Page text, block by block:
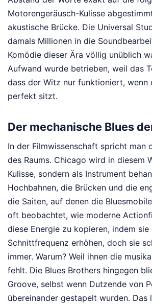
Motorengeräusch-Kulisse
akustische Brücke. Die Universal
damals Millionen in die
Komödie dieser Ära völlig unüblich
Aufwand wurde betrieben, weil das
dass der Witz nur funktioniert, wenn
perfekt sitzt.
Der mechanische Blues
In der Filmwissenschaft spricht man
des Raums. Chicago wird in diesem
Kulisse, sondern als Instrument
Hochbahnen, die Brücken und die
die Saiten, auf denen die
oft beobachtet, wie moderne
diese Energie zu kopieren, indem sie
Schnittfrequenz erhöhen, doch sie
immer. Warum? Weil ihnen die
fehlt. Die Blues Brothers hingegen
Groove, selbst wenn Dutzende von
übereinander gestapelt wurden. Das